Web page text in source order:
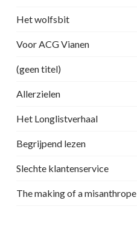
Het wolfsbit
Voor ACG Vianen
(geen titel)
Allerzielen
Het Longlistverhaal
Begrijpend lezen
Slechte klantenservice
The making of a misanthrope